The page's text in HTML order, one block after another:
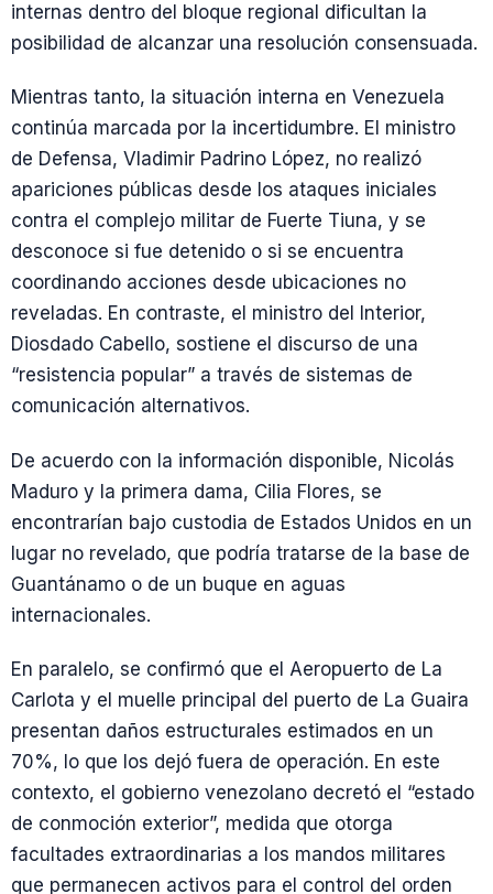
internas dentro del bloque regional dificultan la
posibilidad de alcanzar una resolución consensuada.
Mientras tanto, la situación interna en Venezuela
continúa marcada por la incertidumbre. El ministro
de Defensa, Vladimir Padrino López, no realizó
apariciones públicas desde los ataques iniciales
contra el complejo militar de Fuerte Tiuna, y se
desconoce si fue detenido o si se encuentra
coordinando acciones desde ubicaciones no
reveladas. En contraste, el ministro del Interior,
Diosdado Cabello, sostiene el discurso de una
“resistencia popular” a través de sistemas de
comunicación alternativos.
De acuerdo con la información disponible, Nicolás
Maduro y la primera dama, Cilia Flores, se
encontrarían bajo custodia de Estados Unidos en un
lugar no revelado, que podría tratarse de la base de
Guantánamo o de un buque en aguas
internacionales.
En paralelo, se confirmó que el Aeropuerto de La
Carlota y el muelle principal del puerto de La Guaira
presentan daños estructurales estimados en un
70%, lo que los dejó fuera de operación. En este
contexto, el gobierno venezolano decretó el “estado
de conmoción exterior”, medida que otorga
facultades extraordinarias a los mandos militares
que permanecen activos para el control del orden